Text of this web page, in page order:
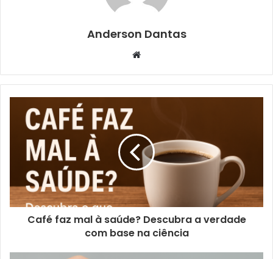
Anderson Dantas
Website
Café faz mal à saúde? Descubra a verdade
com base na ciência